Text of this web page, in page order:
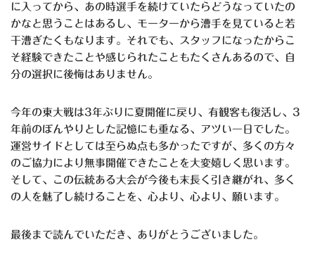
に入ってから、あの時選手を続けていたらどうなっていたの
かなと思うことはあるし、モーターから漕手を見ていると若
干漕ぎたくもなります。それでも、スタッフになったからこ
そ経験できたことや感じられたこともたくさんあるので、自
分の選択に後悔はありません。
今年の東大戦は3年ぶりに夏開催に戻り、有観客も復活し、 3
年前のぼんやりとした記憶にも重なる、アツい一日でした。
運営サイドとしては至らぬ点も多かったですが、多くの方々
のご協力により無事開催できたことを大変嬉しく思います。
そして、この伝統ある大会が今後も末長く引き継がれ、多く
の人を魅了し続けることを、心より、心より、願います。
最後まで読んでいただき、ありがとうございました。